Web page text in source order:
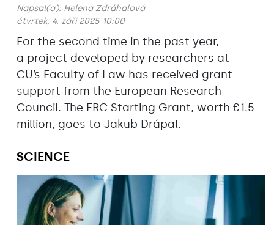
Napsal(a): Helena Zdráhalová
čtvrtek, 4. září 2025 10:00
For the second time in the past year,
a project developed by researchers at
CU’s Faculty of Law has received grant
support from the European Research
Council. The ERC Starting Grant, worth €1.5
million, goes to Jakub Drápal.
SCIENCE